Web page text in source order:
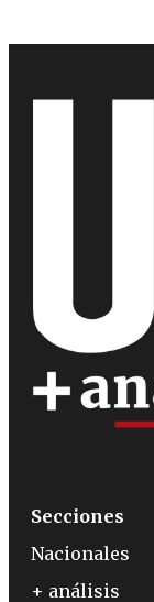
Secciones
Nacionales
+ análisis